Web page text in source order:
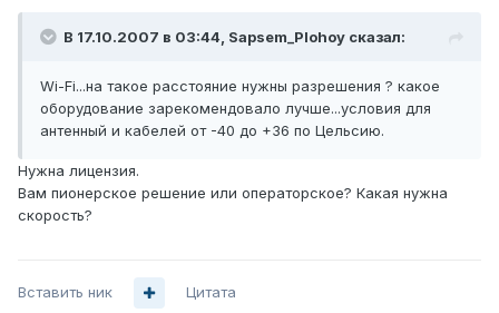
В 17.10.2007 в 03:44, Sapsem_Plohoy сказал:
Wi-Fi...на такое расстояние нужны разрешения ? какое
оборудование зарекомендовало лучше...условия для
антенный и кабелей от -40 до +36 по Цельсию.
Нужна лицензия.
Вам пионерское решение или операторское? Какая нужна
скорость?
Вставить ник Цитата